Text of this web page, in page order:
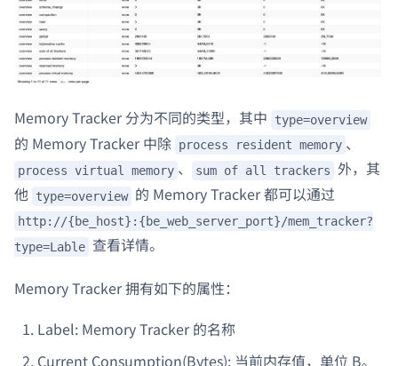
Memory Tracker 分为不同的类型，其中 type=overview
的 Memory Tracker 中除 process resident memory 、
process virtual memory 、 sum of all trackers 外，其
他 type=overview 的 Memory Tracker 都可以通过
http://{be_host}:{be_web_server_port}/mem_tracker?
type=Lable 查看详情。
Memory Tracker 拥有如下的属性：
Label: Memory Tracker 的名称
Current Consumption(Bytes): 当前内存值，单位 B。